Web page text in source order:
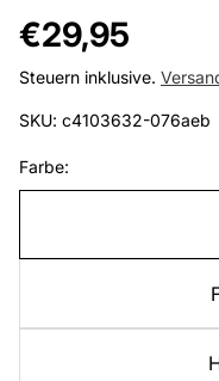
Regulärer
Preis
€29,95
Steuern inklusive.
SKU: c4103632-076aeb
Farbe: